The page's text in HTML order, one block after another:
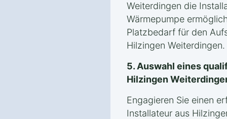
Weiterdingen die
Wärmepumpe
Platzbedarf für den
Hilzingen Weiterdingen.
5. Auswahl eines
Hilzingen
Engagieren Sie einen
Installateur aus